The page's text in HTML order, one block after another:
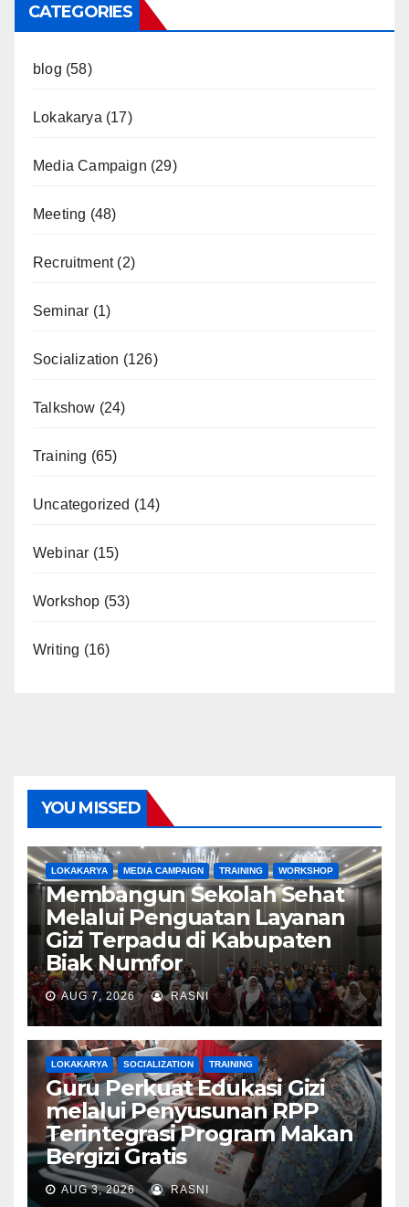
CATEGORIES
blog (58)
Lokakarya (17)
Media Campaign (29)
Meeting (48)
Recruitment(2)
Seminar (1)
Socialization (126)
Talkshow (24)
Training (65)
Uncategorized (14)
Webinar (15)
Workshop (53)
Writing (16)
YOU MISSED
LOKAKARYA MEDIA CAMPAIGN TRAINING WORKSHOP
Membangun Sekolah Sehat
Melalui Penguatan Layanan
Gizi Terpadu di Kabupaten
Biak Numfor
AUG 7, 2026 RASNI
LOKAKARYA SOCIALIZATION TRAINING
Guru Perkuat Edukasi Gizi
melalui Penyusunan RPP
Terintegrasi Program Makan
Bergizi Gratis
AUG 3, 2026 RASNI